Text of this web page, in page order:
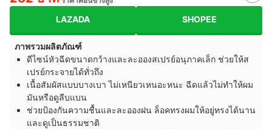
LAZADA SHOPEE
ภาพรวมผลิตภัณฑ์
ดีไซน์หัวฉีดขนาดกว้างและละอองสเปรย์อนุภาคเล็ก ช่วยให้ส
เปรย์กระจายได้ทั่วถึง
เนื้อสัมผัสแบบบางเบา ไม่เหนียวเหนอะหนะ ฉีดแล้วไม่ทำให้ผม
มันหรือดูลีบแบน
ช่วยป้องกันความชื้นและละอองฝน ล็อคทรงผมให้อยู่ทรงได้นาน
และดูเป็นธรรมชาติ